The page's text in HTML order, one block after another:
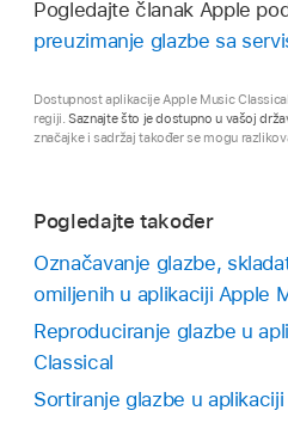
Pogledajte članak Apple
preuzimanje glazbe sa
Dostupnost aplikacije Apple Music
regiji.Saznajte što je dostupno u vašoj
značajke i sadržaj također se mogu
Pogledajte također
Označavanje glazbe,
omiljenih u aplikaciji Apple
Reproduciranje glazbe u
Classical
Sortiranje glazbe u